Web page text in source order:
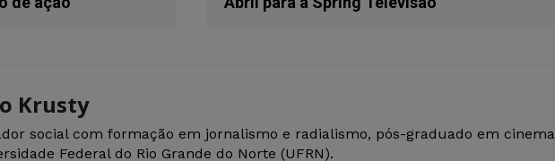
Krusty
social com formação em jornalismo e radialismo, pós-graduado em cinema
Federal do Rio Grande do Norte (UFRN).